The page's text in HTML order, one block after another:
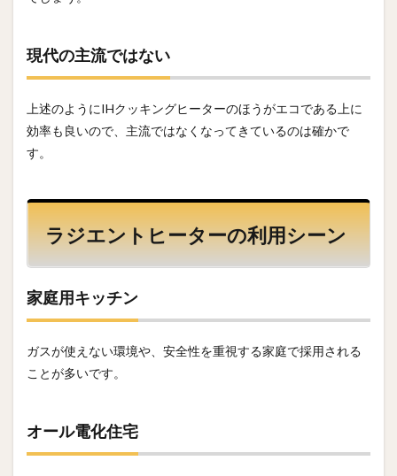
現代の主流ではない
上述のようにIHクッキングヒーターのほうがエコである上に
効率も良いので、主流ではなくなってきているのは確かで
す。
ラジエントヒーターの利用シーン
家庭用キッチン
ガスが使えない環境や、安全性を重視する家庭で採用される
ことが多いです。
オール電化住宅